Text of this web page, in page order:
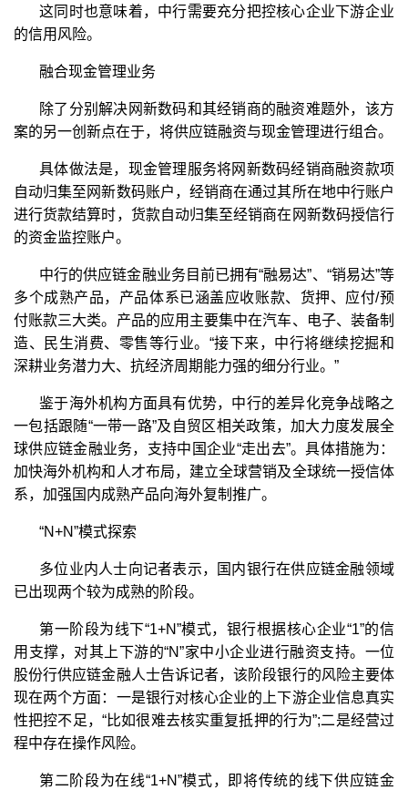
这同时也意味着，中行需要充分把控核心企业下游企业
的信用风险。
融合现金管理业务
除了分别解决网新数码和其经销商的融资难题外，该方
案的另一创新点在于，将供应链融资与现金管理进行组合。
具体做法是，现金管理服务将网新数码经销商融资款项
自动归集至网新数码账户，经销商在通过其所在地中行账户
进行货款结算时，货款自动归集至经销商在网新数码授信行
的资金监控账户。
中行的供应链金融业务目前已拥有“融易达”、“销易达”等
多个成熟产品，产品体系已涵盖应收账款、货押、应付/预
付账款三大类。产品的应用主要集中在汽车、电子、装备制
造、民生消费、零售等行业。“接下来，中行将继续挖掘和
深耕业务潜力大、抗经济周期能力强的细分行业。”
鉴于海外机构方面具有优势，中行的差异化竞争战略之
一包括跟随“一带一路”及自贸区相关政策，加大力度发展全
球供应链金融业务，支持中国企业“走出去”。具体措施为：
加快海外机构和人才布局，建立全球营销及全球统一授信体
系，加强国内成熟产品向海外复制推广。
“N+N”模式探索
多位业内人士向记者表示，国内银行在供应链金融领域
已出现两个较为成熟的阶段。
第一阶段为线下“1+N”模式，银行根据核心企业“1”的信
用支撑，对其上下游的“N”家中小企业进行融资支持。一位
股份行供应链金融人士告诉记者，该阶段银行的风险主要体
现在两个方面：一是银行对核心企业的上下游企业信息真实
性把控不足，“比如很难去核实重复抵押的行为”;二是经营过
程中存在操作风险。
第二阶段为在线“1+N”模式，即将传统的线下供应链金